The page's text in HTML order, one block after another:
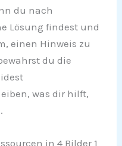
du nach
Lösung findest und
einen Hinweis zu
du die
was dir hilft,
in 4 Bilder 1